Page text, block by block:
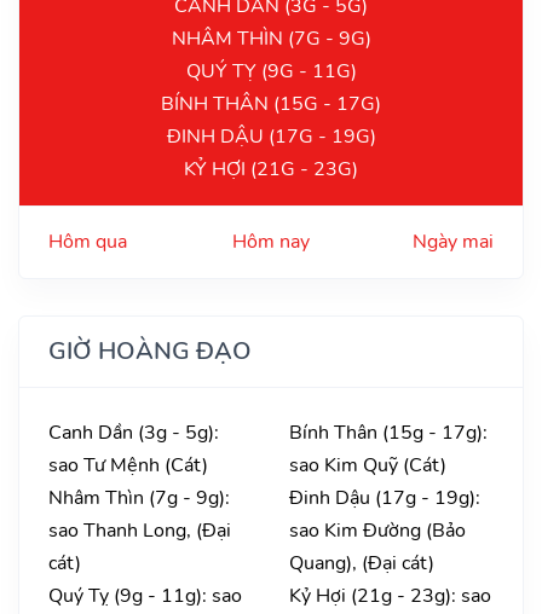
CANH DẦN (3G - 5G)
NHÂM THÌN (7G - 9G)
QUÝ TỴ (9G - 11G)
BÍNH THÂN (15G - 17G)
ĐINH DẬU (17G - 19G)
KỶ HỢI (21G - 23G)
Hôm qua Hôm nay Ngày mai
GIỜ HOÀNG ĐẠO
Canh Dần (3g - 5g):
sao Tư Mệnh (Cát)
Nhâm Thìn (7g - 9g):
sao Thanh Long, (Đại
cát)
Quý Tỵ (9g - 11g): sao
Bính Thân (15g - 17g):
sao Kim Quỹ (Cát)
Đinh Dậu (17g - 19g):
sao Kim Đường (Bảo
Quang), (Đại cát)
Kỷ Hợi (21g - 23g): sao